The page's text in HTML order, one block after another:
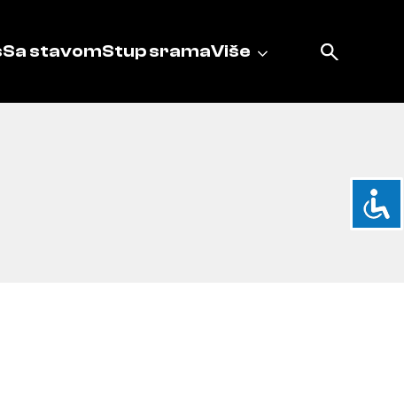
Sa stavomStup sramaViše